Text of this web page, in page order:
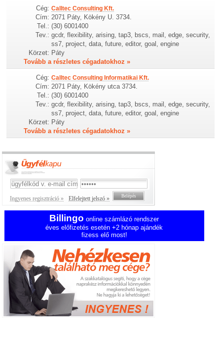
Cég: Calltec Consulting Kft.
Cím: 2071 Páty, Kökény U. 3734.
Tel.: (30) 6001400
Tev.: gcdr, flexibility, arising, tap3, bscs, mail, edge, security,
ss7, project, data, future, editor, goal, engine
Körzet: Páty
Tovább a részletes cégadatokhoz »
Cég: Calltec Consulting Informatikai Kft.
Cím: 2071 Páty, Kökény utca 3734.
Tel.: (30) 6001400
Tev.: gcdr, flexibility, arising, tap3, bscs, mail, edge, security,
ss7, project, data, future, editor, goal, engine
Körzet: Páty
Tovább a részletes cégadatokhoz »
Ingyenes regisztráció » Elfelejtett jelszó »
Billingo online számlázó rendszer
éves előfizetés esetén +2 hónap ajándék
fizess elő most!